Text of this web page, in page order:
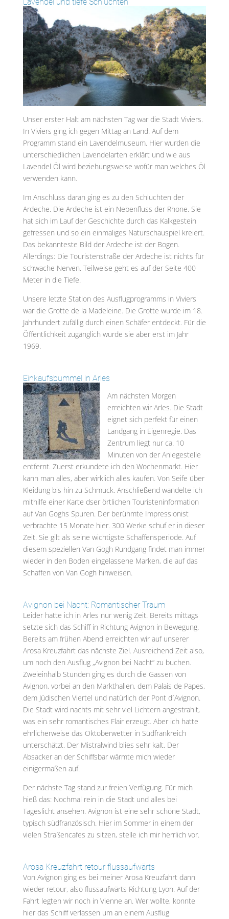
Unser erster Halt am nächsten Tag war die Stadt Viviers.
In Viviers ging ich gegen Mittag an Land. Auf dem
Programm stand ein Lavendelmuseum. Hier wurden die
unterschiedlichen Lavendelarten erklärt und wie aus
Lavendel Öl wird beziehungsweise wofür man welches Öl
verwenden kann.
Im Anschluss daran ging es zu den Schluchten der
Ardeche. Die Ardeche ist ein Nebenfluss der Rhone. Sie
hat sich im Lauf der Geschichte durch das Kalkgestein
gefressen und so ein einmaliges Naturschauspiel kreiert.
Das bekannteste Bild der Ardeche ist der Bogen.
Allerdings: Die Touristenstraße der Ardeche ist nichts für
schwache Nerven. Teilweise geht es auf der Seite 400
Meter in die Tiefe.
Unsere letzte Station des Ausflugprogramms in Viviers
war die Grotte de la Madeleine. Die Grotte wurde im 18.
Jahrhundert zufällig durch einen Schäfer entdeckt. Für die
Öffentlichkeit zugänglich wurde sie aber erst im Jahr
1969.
Einkaufsbummel in Arles
Am nächsten Morgen
erreichten wir Arles. Die Stadt
eignet sich perfekt für einen
Landgang in Eigenregie. Das
Zentrum liegt nur ca. 10
Minuten von der Anlegestelle
entfernt. Zuerst erkundete ich den Wochenmarkt. Hier
kann man alles, aber wirklich alles kaufen. Von Seife über
Kleidung bis hin zu Schmuck. Anschließend wandelte ich
mithilfe einer Karte dser örtlichen Touristeninformation
auf Van Goghs Spuren. Der berühmte Impressionist
verbrachte 15 Monate hier. 300 Werke schuf er in dieser
Zeit. Sie gilt als seine wichtigste Schaffensperiode. Auf
diesem speziellen Van Gogh Rundgang findet man immer
wieder in den Boden eingelassene Marken, die auf das
Schaffen von Van Gogh hinweisen.
Avignon bei Nacht: Romantischer Traum
Leider hatte ich in Arles nur wenig Zeit. Bereits mittags
setzte sich das Schiff in Richtung Avignon in Bewegung.
Bereits am frühen Abend erreichten wir auf unserer
Arosa Kreuzfahrt das nächste Ziel. Ausreichend Zeit also,
um noch den Ausflug „Avignon bei Nacht“ zu buchen.
Zweieinhalb Stunden ging es durch die Gassen von
Avignon, vorbei an den Markthallen, dem Palais de Papes,
dem Jüdischen Viertel und natürlich der Pont d´Avignon.
Die Stadt wird nachts mit sehr viel Lichtern angestrahlt,
was ein sehr romantisches Flair erzeugt. Aber ich hatte
ehrlicherweise das Oktoberwetter in Südfrankreich
unterschätzt. Der Mistralwind blies sehr kalt. Der
Absacker an der Schiffsbar wärmte mich wieder
einigermaßen auf.
Der nächste Tag stand zur freien Verfügung. Für mich
hieß das: Nochmal rein in die Stadt und alles bei
Tageslicht ansehen. Avignon ist eine sehr schöne Stadt,
typisch südfranzösisch. Hier im Sommer in einem der
vielen Straßencafes zu sitzen, stelle ich mir herrlich vor.
Arosa Kreuzfahrt retour flussaufwärts
Von Avignon ging es bei meiner Arosa Kreuzfahrt dann
wieder retour, also flussaufwärts Richtung Lyon. Auf der
Fahrt legten wir noch in Vienne an. Wer wollte, konnte
hier das Schiff verlassen um an einem Ausflug